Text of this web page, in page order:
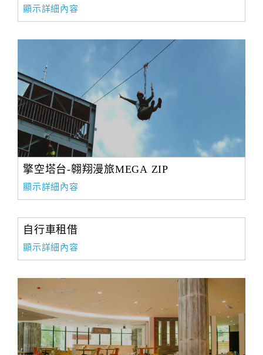
顯示詳細內容
擎空塔台-翱翔漫旅MEGA ZIP
顯示詳細內容
自行車租借
顯示詳細內容